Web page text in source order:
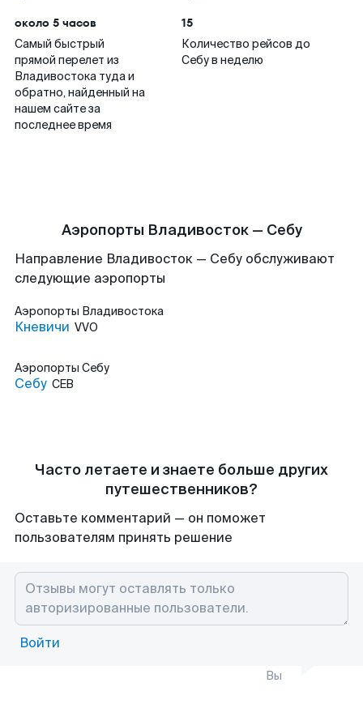
около 5 часов
Самый быстрый
прямой перелет из
Владивостока туда и
обратно, найденный на
нашем сайте за
последнее время
15
Количество рейсов до
Себу в неделю
Аэропорты Владивосток — Себу
Направление Владивосток — Себу обслуживают
следующие аэропорты
Аэропорты Владивостока
Кневичи VVO
Аэропорты Себу
Себу CEB
Часто летаете и знаете больше других
путешественников?
Оставьте комментарий — он поможет
пользователям принять решение
Войти
Вы